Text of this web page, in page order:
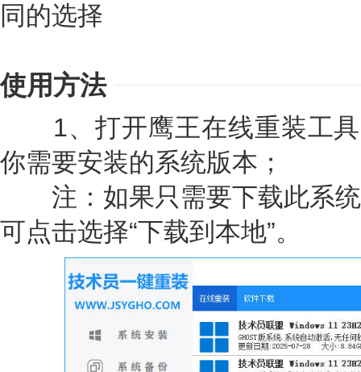
同的选择
使用方法
1、打开鹰王在线重装工具
你需要安装的系统版本；
注：如果只需要下载此系统
可点击选择“下载到本地”。